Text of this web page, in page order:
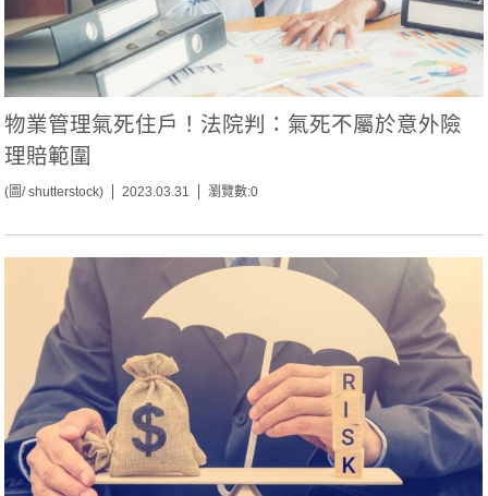
物業管理氣死住戶！法院判：氣死不屬於意外險
理賠範圍
(圖/ shutterstock) 2023.03.31 瀏覽數:0